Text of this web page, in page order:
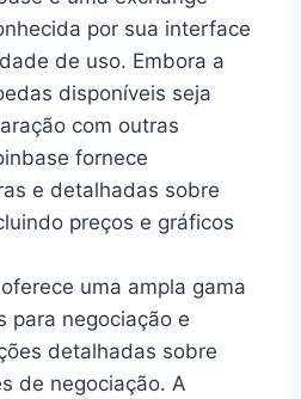
por sua interface
de uso. Embora a
disponíveis seja
com outras
fornece
e detalhadas sobre
preços e gráficos
uma ampla gama
para negociação e
detalhadas sobre
de negociação. A